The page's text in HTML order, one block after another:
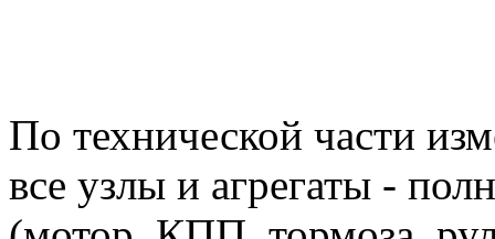
По технической части
все узлы и агрегаты -